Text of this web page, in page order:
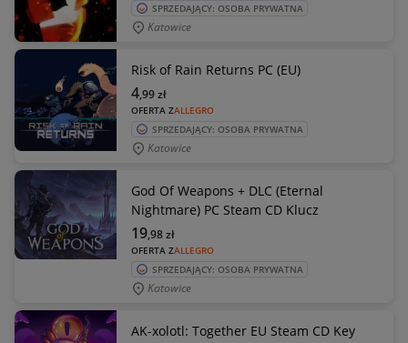
SPRZEDAJĄCY: OSOBA PRYWATNA
Katowice
Risk of Rain Returns PC (EU)
OFERTA ZALLEGRO
4,99zł
SPRZEDAJĄCY: OSOBA PRYWATNA
Katowice
God Of Weapons + DLC (Eternal
Nightmare) PC Steam CD Klucz
OFERTA ZALLEGRO
19,98zł
SPRZEDAJĄCY: OSOBA PRYWATNA
Katowice
AK-xolotl: Together EU Steam CD Key